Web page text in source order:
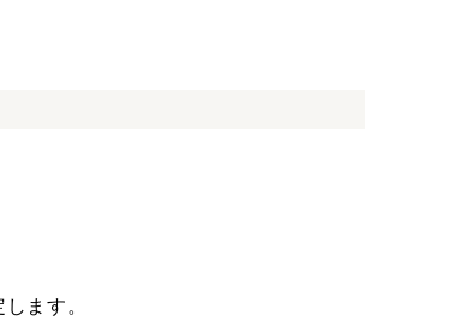
ます。